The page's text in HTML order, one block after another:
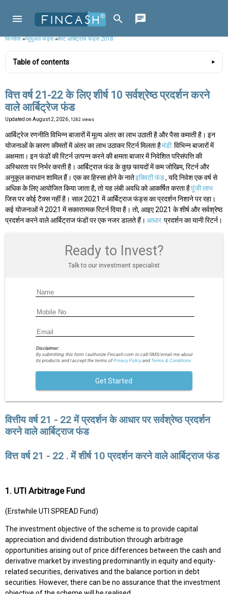
फिनकैश»म्यूचुअल फंड्स»बेस्ट आर्बिट्राज फंड्स 2018
Table of contents
वित्त वर्ष 21-22 के लिए शीर्ष 10 सर्वश्रेष्ठ प्रदर्शन करने
वाले आर्बिट्रेज फंड
Updated on August 2, 2026 , 1262 views
आर्बिट्रेज रणनीति विभिन्न बाजारों में मूल्य अंतर का लाभ उठाती है और पैसा कमाती है। इन
योजनाओं के कारण कीमतों में अंतर का लाभ उठाकर रिटर्न मिलता हैमंडी विभिन्न बाजारों में
अक्षमता। इन फंडों की रिटर्न उत्पन्न करने की क्षमता बाजार में निवेशित परिसंपत्ति की
अस्थिरता पर निर्भर करती है। आर्बिट्राज फंड के कुछ फायदों में कम जोखिम, रिटर्न और
अनुकूल कराधान शामिल हैं। एक का हिस्सा होने के नातेइक्विटी फंड, यदि निवेश एक वर्ष से
अधिक के लिए आयोजित किया जाता है, तो यह लंबी अवधि को आकर्षित करता हैपूंजी लाभ
जिस पर कोई टैक्स नहीं है। साल 2021 में आर्बिट्राज फंड्स का प्रदर्शन निशाने पर रहा।
कई योजनाओं ने 2021 में सकारात्मक रिटर्न दिया है। तो, आइए 2021 के शीर्ष और सर्वश्रेष्ठ
प्रदर्शन करने वाले आर्बिट्राज फंडों पर एक नजर डालते हैं। आधार प्रदर्शन का यानी रिटर्न।
Ready to Invest?
Talk to our investment specialist
Disclaimer:
By submitting this form I authorize Fincash.com to call/SMS/email me about
its products and I accept the terms ofPrivacy Policyand Terms & Conditions.
Get Started
वित्तीय वर्ष 21 - 22 में प्रदर्शन के आधार पर सर्वश्रेष्ठ प्रदर्शन
करने वाले आर्बिट्राज फंड
वित्त वर्ष 21 - 22 . में शीर्ष 10 प्रदर्शन करने वाले आर्बिट्राज फंड
1. UTI Arbitrage Fund
(Erstwhile UTI SPREAD Fund)
The investment objective of the scheme is to provide capital
appreciation and dividend distribution through arbitrage
opportunities arising out of price differences between the cash and
derivative market by investing predominantly in equity and equity-
related securities, derivatives and the balance portion in debt
securities. However, there can be no assurance that the investment